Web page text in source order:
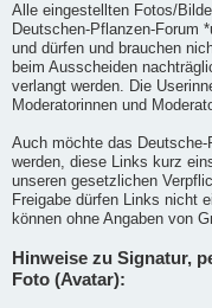
Alle eingestellten Fotos/
Deutschen-Pflanzen-Forum
und dürfen und brauchen
beim Ausscheiden
verlangt werden. Die
Moderatorinnen und
Auch möchte das
werden, diese Links kurz
unseren gesetzlichen
Freigabe dürfen Links nicht
können ohne Angaben von
Hinweise zu Signatur,
Foto (Avatar):